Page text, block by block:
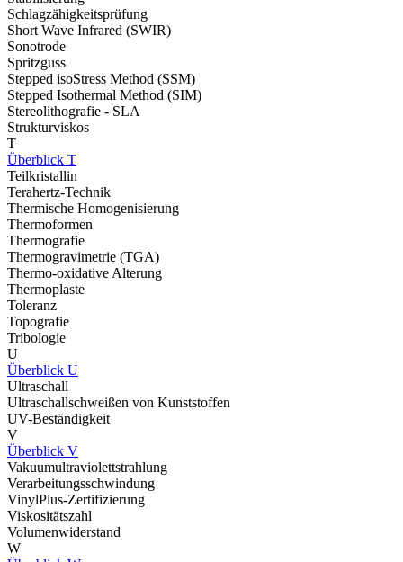
Schlagzähigkeitsprüfung
Short Wave Infrared (SWIR)
Sonotrode
Spritzguss
Stepped isoStress Method (SSM)
Stepped Isothermal Method (SIM)
Stereolithografie - SLA
Strukturviskos
T
Überblick T
Teilkristallin
Terahertz-Technik
Thermische Homogenisierung
Thermoformen
Thermografie
Thermogravimetrie (TGA)
Thermo-oxidative Alterung
Thermoplaste
Toleranz
Topografie
Tribologie
U
Überblick U
Ultraschall
Ultraschallschweißen von Kunststoffen
UV-Beständigkeit
V
Überblick V
Vakuumultraviolettstrahlung
Verarbeitungsschwindung
VinylPlus-Zertifizierung
Viskositätszahl
Volumenwiderstand
W